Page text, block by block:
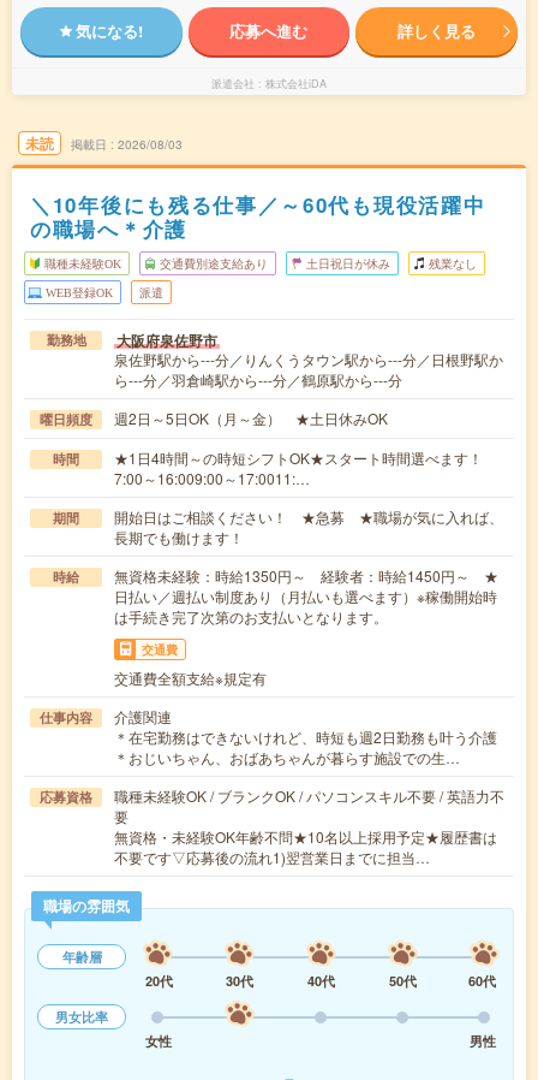
気になる! 応募へ進む 詳しく見る
派遣会社 株式会社iDA
未読 掲載日 2026/08/03
＼10年後にも残る仕事／～60代も現役活躍中
の職場へ＊介護
職種未経験OK 交通費別途支給あり 土日祝日が休み 残業なし
WEB登録OK 派遣
勤務地 大阪府泉佐野市
泉佐野駅から---分／りんくうタウン駅から---分／日根野駅か
ら---分／羽倉崎駅から---分／鶴原駅から---分
曜日頻度 週2日～5日OK（月～金） ★土日休みOK
時間
★1日4時間～の時短シフトOK★スタート時間選べます！
7:00～16:009:00～17:0011:…
期間
開始日はご相談ください！ ★急募 ★職場が気に入れば、
長期でも働けます！
時給
無資格未経験：時給1350円～ 経験者：時給1450円～ ★
日払い／週払い制度あり（月払いも選べます）※稼働開始時
は手続き完了次第のお支払いとなります。
交通費
交通費全額支給※規定有
仕事内容
介護関連
＊在宅勤務はできないけれど、時短も週2日勤務も叶う介護
＊おじいちゃん、おばあちゃんが暮らす施設での生…
応募資格
職種未経験OK / ブランクOK / パソコンスキル不要 / 英語力不
要
無資格・未経験OK年齢不問★10名以上採用予定★履歴書は
不要です▽応募後の流れ1)翌営業日までに担当…
職場の雰囲気
年齢層
20代
30代 40代 50代
60代
男女比率
女性
男性